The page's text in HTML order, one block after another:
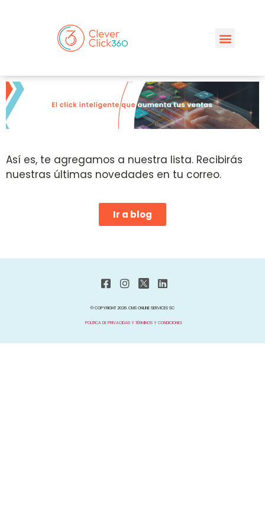
Así es, te agregamos a nuestra lista. Recibirás
nuestras últimas novedades en tu correo.
Ir a blog
© COPYRIGHT 2026. CMS ONLINE SERVICES SC
POLITICA DE PRIVACIDAD Y TÉRMINOS Y CONDICIONES